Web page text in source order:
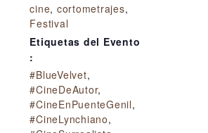
cine, cortometrajes,
Festival
Etiquetas del Evento
:
#BlueVelvet,
#CineDeAutor,
#CineEnPuenteGenil,
#CineLynchiano,